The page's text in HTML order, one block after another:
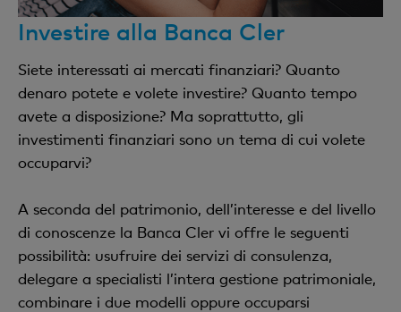
Investire alla Banca Cler
Siete interessati ai mercati finanziari? Quanto
denaro potete e volete investire? Quanto tempo
avete a disposizione? Ma soprattutto, gli
investimenti finanziari sono un tema di cui volete
occuparvi?
A seconda del patrimonio, dell’interesse e del livello
di conoscenze la Banca Cler vi offre le seguenti
possibilità: usufruire dei servizi di consulenza,
delegare a specialisti l’intera gestione patrimoniale,
combinare i due modelli oppure occuparsi